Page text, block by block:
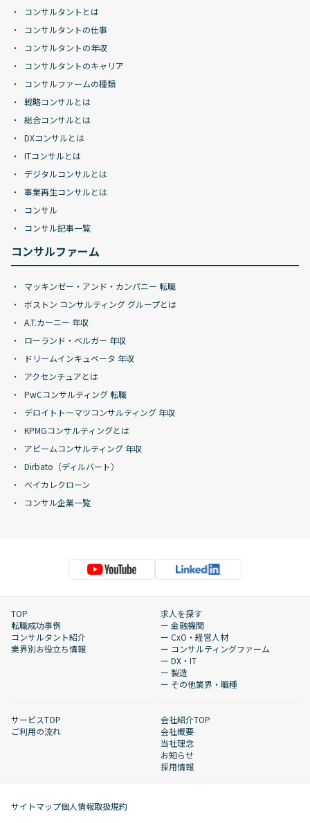
コンサルタントとは
コンサルタントの仕事
コンサルタントの年収
コンサルタントのキャリア
コンサルファームの種類
戦略コンサルとは
総合コンサルとは
DXコンサルとは
ITコンサルとは
デジタルコンサルとは
事業再生コンサルとは
コンサル
コンサル記事一覧
コンサルファーム
マッキンゼー・アンド・カンパニー 転職
ボストン コンサルティング グループとは
A.T.カーニー 年収
ローランド・ベルガー 年収
ドリームインキュベータ 年収
アクセンチュアとは
PwCコンサルティング 転職
デロイトトーマツコンサルティング 年収
KPMGコンサルティングとは
アビームコンサルティング 年収
Dirbato（ディルバート）
ベイカレクローン
コンサル企業一覧
TOP
転職成功事例
コンサルタント紹介
業界別お役立ち情報
求人を探す
ー 金融機関
ー CxO・経営人材
ー コンサルティングファーム
ー DX・IT
ー 製造
ー その他業界・職種
サービスTOP
ご利用の流れ
会社紹介TOP
会社概要
当社理念
お知らせ
採用情報
サイトマップ個人情報取扱規約